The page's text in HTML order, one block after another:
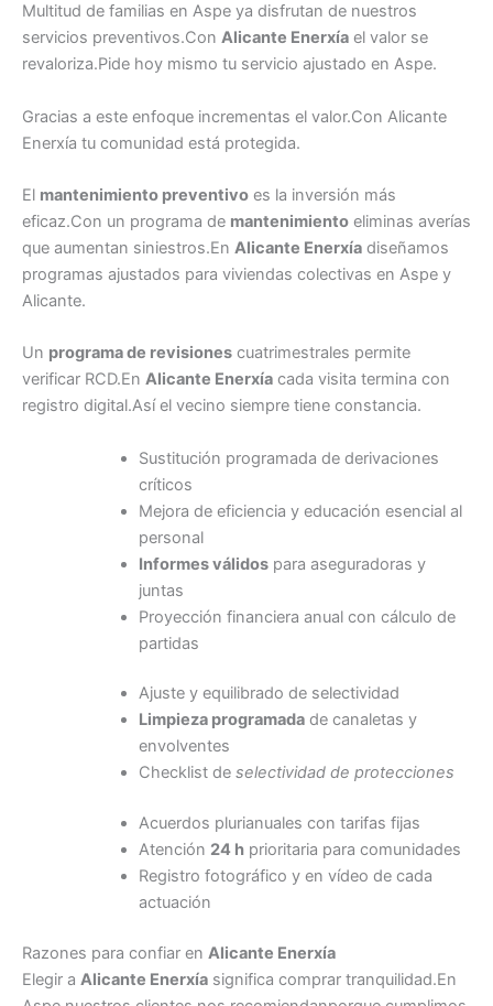
Multitud de familias en Aspe ya disfrutan de nuestros
servicios preventivos.Con Alicante Enerxía el valor se
revaloriza.Pide hoy mismo tu servicio ajustado en Aspe.
Gracias a este enfoque incrementas el valor.Con Alicante
Enerxía tu comunidad está protegida.
El mantenimiento preventivo es la inversión más
eficaz.Con un programa de mantenimiento eliminas averías
que aumentan siniestros.En Alicante Enerxía diseñamos
programas ajustados para viviendas colectivas en Aspe y
Alicante.
Un programa de revisiones cuatrimestrales permite
verificar RCD.En Alicante Enerxía cada visita termina con
registro digital.Así el vecino siempre tiene constancia.
Sustitución programada de derivaciones
críticos
Mejora de eficiencia y educación esencial al
personal
Informes válidospara aseguradoras y
juntas
Proyección financiera anual con cálculo de
partidas
Ajuste y equilibrado de selectividad
Limpieza programadade canaletas y
envolventes
Checklist de selectividad de protecciones
Acuerdos plurianuales con tarifas fijas
Atención 24 hprioritaria para comunidades
Registro fotográfico y en vídeo de cada
actuación
Razones para confiar en Alicante Enerxía
Elegir a Alicante Enerxía significa comprar tranquilidad.En